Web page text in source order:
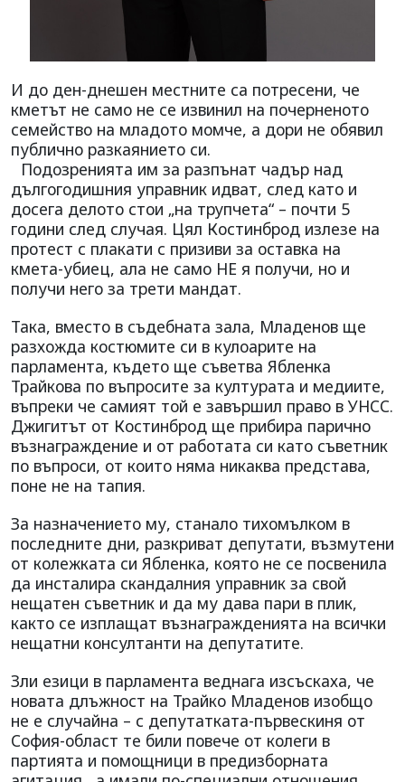
И до ден-днешен местните са потресени, че
кметът не само не се извинил на почерненото
семейство на младото момче, а дори не обявил
публично разкаянието си.
Подозренията им за разпънат чадър над
дългогодишния управник идват, след като и
досега делото стои „на трупчета“ – почти 5
години след случая. Цял Костинброд излезе на
протест с плакати с призиви за оставка на
кмета-убиец, ала не само НЕ я получи, но и
получи него за трети мандат.
Така, вместо в съдебната зала, Младенов ще
разхожда костюмите си в кулоарите на
парламента, където ще съветва Ябленка
Трайкова по въпросите за културата и медиите,
въпреки че самият той е завършил право в УНСС.
Джигитът от Костинброд ще прибира парично
възнаграждение и от работата си като съветник
по въпроси, от които няма никаква представа,
поне не на тапия.
За назначението му, станало тихомълком в
последните дни, разкриват депутати, възмутени
от колежката си Ябленка, която не се посвенила
да инсталира скандалния управник за свой
нещатен съветник и да му дава пари в плик,
както се изплащат възнагражденията на всички
нещатни консултанти на депутатите.
Зли езици в парламента веднага изсъскаха, че
новата длъжност на Трайко Младенов изобщо
не е случайна – с депутатката-първескиня от
София-област те били повече от колеги в
партията и помощници в предизборната